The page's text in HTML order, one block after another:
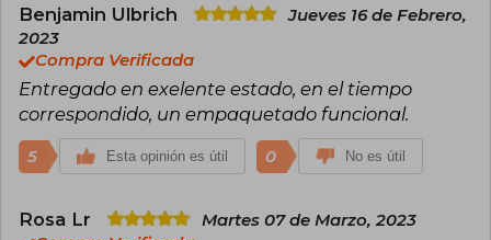
Benjamin Ulbrich
Jueves 16 de Febrero,
2023
Compra Verificada
Entregado en exelente estado, en el tiempo
correspondido, un empaquetado funcional.
5 Esta opinión es útil 0 No es útil
Rosa Lr
Martes 07 de Marzo, 2023